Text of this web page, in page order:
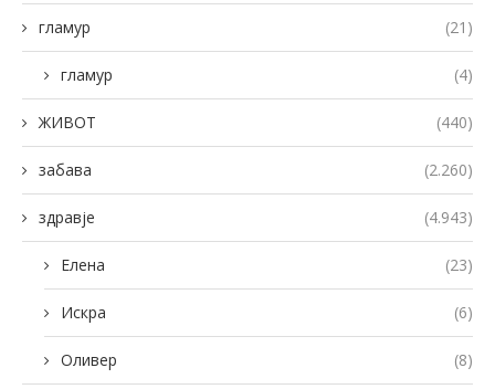
гламур (21)
гламур (4)
ЖИВОТ (440)
забава (2.260)
здравје (4.943)
Елена (23)
Искра (6)
Оливер (8)